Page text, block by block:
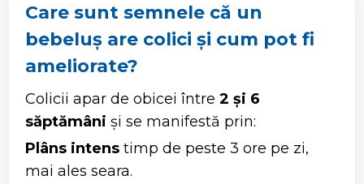
Care sunt semnele că un
bebeluș are colici și cum pot fi
ameliorate?
Colicii apar de obicei între2 și 6
săptămâni și se manifestă prin:
Plâns intens timp de peste 3 ore pe zi,
mai ales seara.